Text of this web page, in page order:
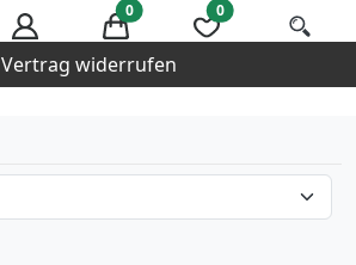
0 0
Vertrag widerrufen